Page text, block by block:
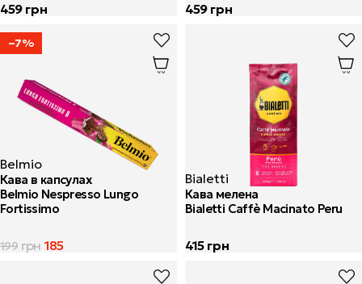
459грн 459грн
–7%
Кава в капсулах
Belmio Nespresso Lungo
Fortissimo
Belmio
199 грн 185
Кава мелена
Bialetti Caffè Macinato Peru
Bialetti
415грн